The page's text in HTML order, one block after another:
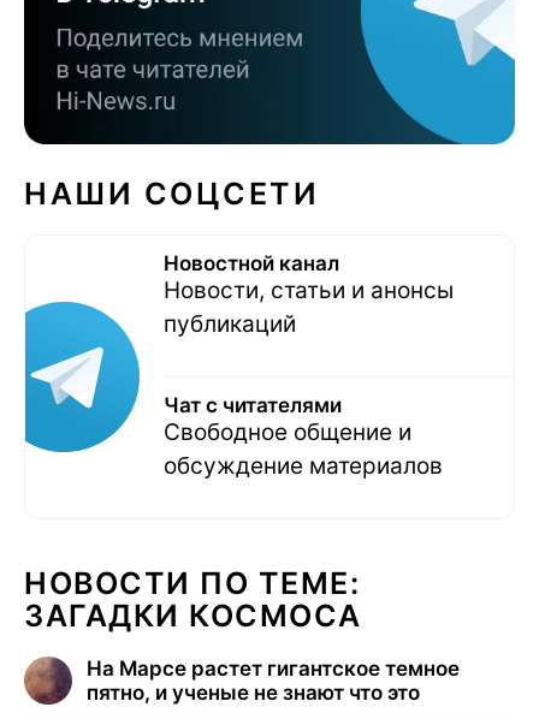
НАШИ СОЦСЕТИ
Новостной канал
Новости, статьи и анонсы
публикаций
Чат с читателями
Свободное общение и
обсуждение материалов
НОВОСТИ ПО ТЕМЕ:
ЗАГАДКИ КОСМОСА
На Марсе растет гигантское темное
пятно, и ученые не знают что это